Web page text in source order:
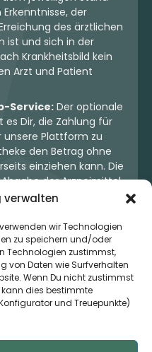
wir Technologien
zu speichern und/oder
Technologien zustimmst,
von Daten wie Surfverhalten
Wenn Du nicht zustimmst
dies bestimmte
und Treuepunkte)
der
des ärztlichen
ist und sich in der
Krankheitsbild kein
Arzt und Patient
Service: Der optionale
Dir, die Zahlung für
unsere Plattform zu
den Betrag ohne
einziehen kann. Die
der Arzneimittel
die jeweilige
Service stellt
dar, sondern dient
Die
Einfluss auf die
oder die Wahl der
sind rechtlich
gesetzlichen